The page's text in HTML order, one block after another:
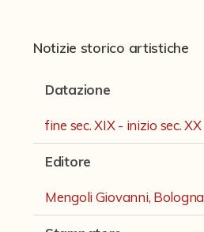
Fondo Mingazzi
Fondo Poppi - Fotografia dell'Emilia
Fondo Romagnoli
Notizie storico artistiche
Datazione
fine sec. XIX - inizio sec. XX
Editore
Mengoli Giovanni, Bologna